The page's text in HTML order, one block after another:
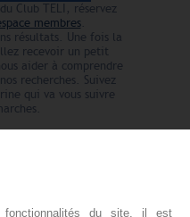
Club TELI, réservez
membres.
résultats. Une fois la
recevoir un petit
aider à comprendre
recherches. Suivez
qui va vous suivre
EN du site, il est